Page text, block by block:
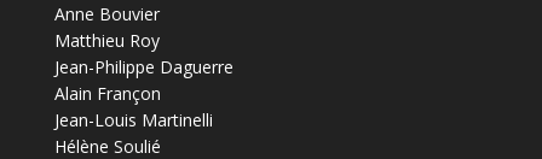
Anne Bouvier
Matthieu Roy
Jean-Philippe Daguerre
Alain Françon
Jean-Louis Martinelli
Hélène Soulié